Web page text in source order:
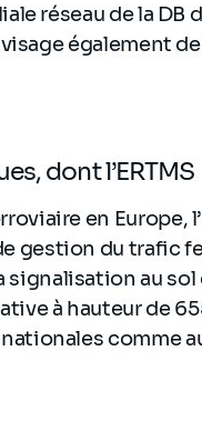
réseau de la DB
également
dont l’ERTMS
en Europe,
gestion du trafic
signalisation au
à hauteur de
comme